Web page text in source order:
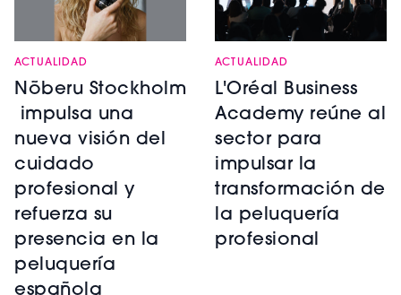
ACTUALIDAD
Nõberu Stockholm
impulsa una
nueva visión del
cuidado
profesional y
refuerza su
presencia en la
peluquería
española
ACTUALIDAD
L'Oréal Business
Academy reúne al
sector para
impulsar la
transformación de
la peluquería
profesional